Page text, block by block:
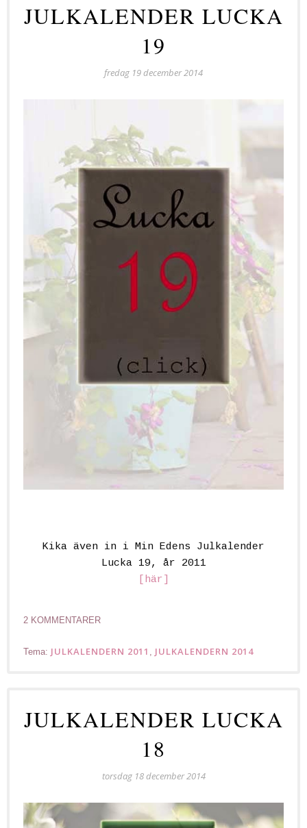
JULKALENDER LUCKA
19
fredag 19 december 2014
Kika även in i Min Edens Julkalender
Lucka 19, år 2011
[här]
2 KOMMENTARER
Tema: JULKALENDERN 2011 , JULKALENDERN 2014
JULKALENDER LUCKA
18
torsdag 18 december 2014